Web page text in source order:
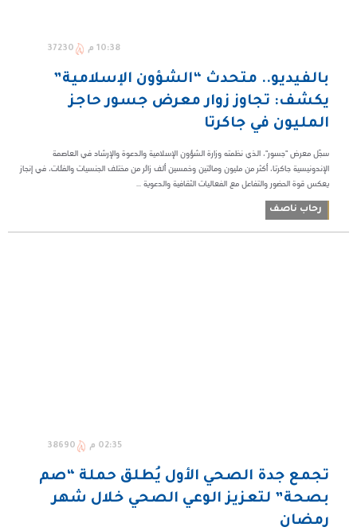
10:38 م 37230
بالفيديو.. متحدث “الشؤون الإسلامية”
يكشف: تجاوز زوار معرض جسور حاجز
المليون في جاكرتا
سجّل معرض "جسور"، الذي نظمته وزارة الشؤون الإسلامية والدعوة والإرشاد في العاصمة
الإندونيسية جاكرتا، أكثر من مليون ومائتين وخمسين ألف زائر من مختلف الجنسيات والفئات، في إنجاز
يعكس قوة الحضور والتفاعل مع الفعاليات الثقافية والدعوية ...
رحاب ناصف
02:35 م 38690
تجمع جدة الصحي الأول يُطلق حملة “صم
بصحة” لتعزيز الوعي الصحي خلال شهر
رمضان